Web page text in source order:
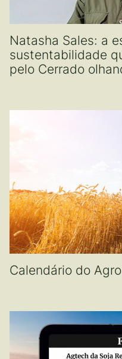
Natasha Sales: a
sustentabilidade
pelo Cerrado
Calendário do